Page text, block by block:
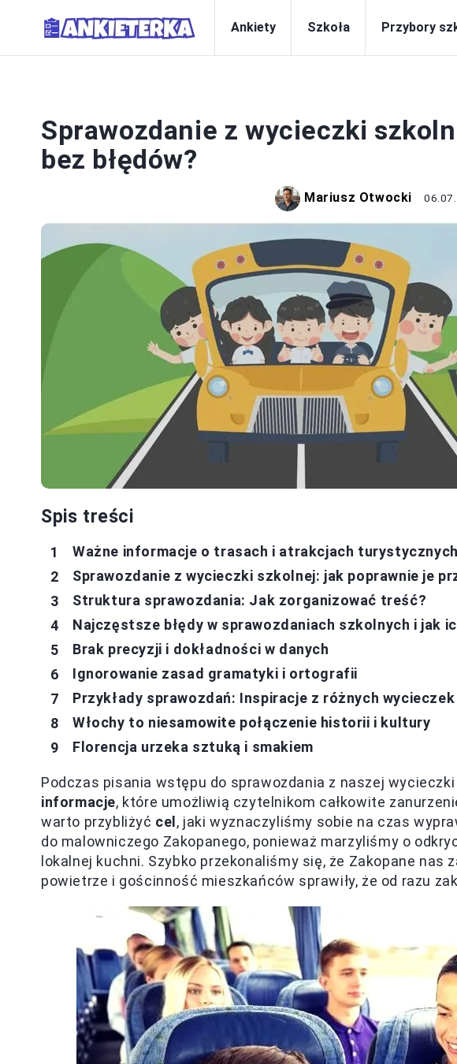
Ankiety Szkoła Przybory
Sprawozdanie z wycieczki
bez błędów?
Mariusz Otwocki
Spis treści
Ważne informacje o trasach i atrakcjach turystycznych
Sprawozdanie z wycieczki szkolnej: jak poprawnie je
Struktura sprawozdania: Jak zorganizować treść?
Najczęstsze błędy w sprawozdaniach szkolnych i jak
Brak precyzji i dokładności w danych
Ignorowanie zasad gramatyki i ortografii
Przykłady sprawozdań: Inspiracje z różnych wycieczek
Włochy to niesamowite połączenie historii i kultury
Florencja urzeka sztuką i smakiem
Podczas pisania wstępu do sprawozdania z naszej
informacje, które umożliwią czytelnikom całkowite
warto przybliżyć cel , jaki wyznaczyliśmy sobie na czas
do malowniczego Zakopanego, ponieważ marzyliśmy o
lokalnej kuchni. Szybko przekonaliśmy się, że Zakopane nas
powietrze i gościnność mieszkańców sprawiły, że od razu